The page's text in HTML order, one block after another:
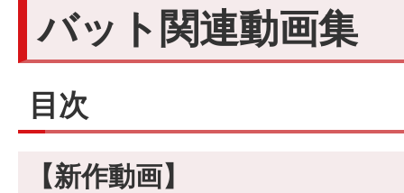
バット関連動画集
目次
【新作動画】